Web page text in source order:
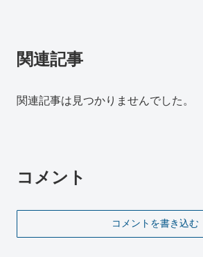
関連記事
関連記事は見つかりませんでした。
コメント
コメントを書き込む